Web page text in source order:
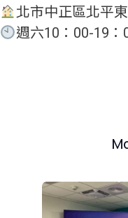
北市中正區北平
週六10：00-19